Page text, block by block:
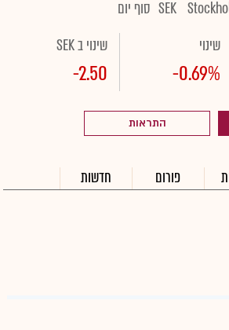
SEK סוף יום
שינוי
-0.69%
שינוי ב SEK
-2.50
התראות
פורום חדשות